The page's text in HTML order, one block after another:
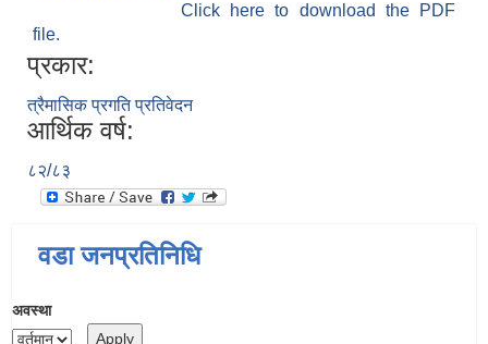
Click here to download the PDF
file.
प्रकार:
त्रैमासिक प्रगति प्रतिवेदन
आर्थिक वर्ष:
८२/८३
वडा जनप्रतिनिधि
अवस्था